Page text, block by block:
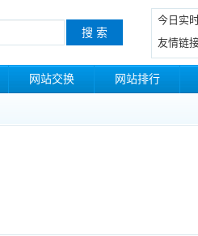
今日实
友情链
网站交换 网站排行